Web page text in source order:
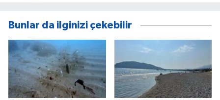
Bunlar da ilginizi çekebilir